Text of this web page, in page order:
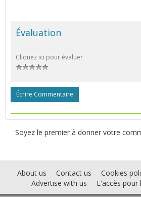
Évaluation
Cliquez ici pour évaluer
Écrire Commentaire
Soyez le premier à donner votre
About us Contact us Cookies
Advertise with us
L'accès pour